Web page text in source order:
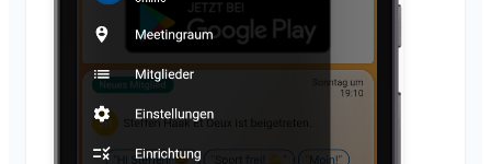
Fjern medlemmer
Område-admin
Administrer Områder
Anmodning om medlemskab på klubbens hjemmeside
Skift Klubraum-navn